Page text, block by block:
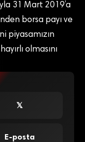
31 Mart 2019’a
borsa payı ve
piyasamızın
olmasını
𝕏
E-posta